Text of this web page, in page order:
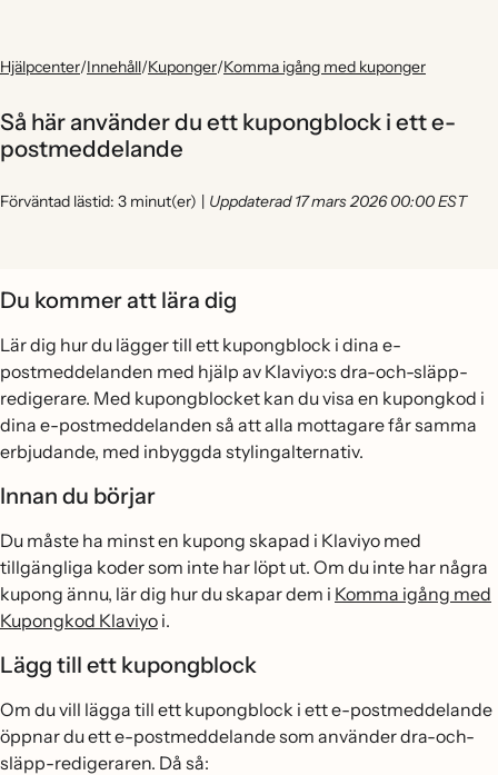
Hjälpcenter/Innehåll/Kuponger/Komma igång med kuponger
Så här använder du ett kupongblock i ett e-
postmeddelande
Förväntad lästid: 3 minut(er) | Uppdaterad 17 mars 2026 00:00 EST
Du kommer att lära dig
Lär dig hur du lägger till ett kupongblock i dina e-
postmeddelanden med hjälp av Klaviyo:s dra-och-släpp-
redigerare. Med kupongblocket kan du visa en kupongkod i
dina e-postmeddelanden så att alla mottagare får samma
erbjudande, med inbyggda stylingalternativ.
Innan du börjar
Du måste ha minst en kupong skapad i Klaviyo med
tillgängliga koder som inte har löpt ut. Om du inte har några
kupong ännu, lär dig hur du skapar dem i Komma igång med
Kupongkod Klaviyo i.
Lägg till ett kupongblock
Om du vill lägga till ett kupongblock i ett e-postmeddelande
öppnar du ett e-postmeddelande som använder dra-och-
släpp-redigeraren. Då så: